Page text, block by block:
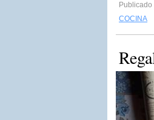
COCINA